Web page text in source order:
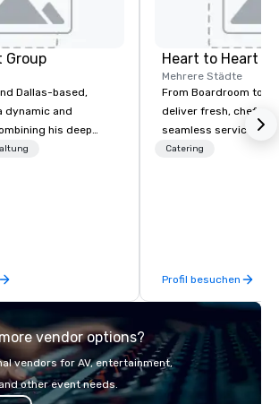
Group
Dallas-based,
dynamic and
his deep
with exceptional
Heart to Heart
Mehrere Städte
From Boardroom to
deliver fresh, chef-
seamless service.
everything—menu
Catering
Profil besuchen
vendor options?
vendors for AV, entertainment,
other event needs.